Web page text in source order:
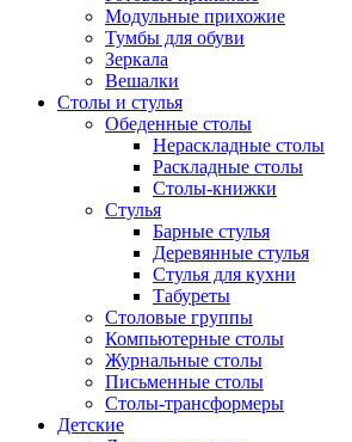
Модульные прихожие
Тумбы для обуви
Зеркала
Вешалки
Столы и стулья
Обеденные столы
Нераскладные столы
Раскладные столы
Столы-книжки
Стулья
Барные стулья
Деревянные стулья
Стулья для кухни
Табуреты
Столовые группы
Компьютерные столы
Журнальные столы
Письменные столы
Столы-трансформеры
Детские